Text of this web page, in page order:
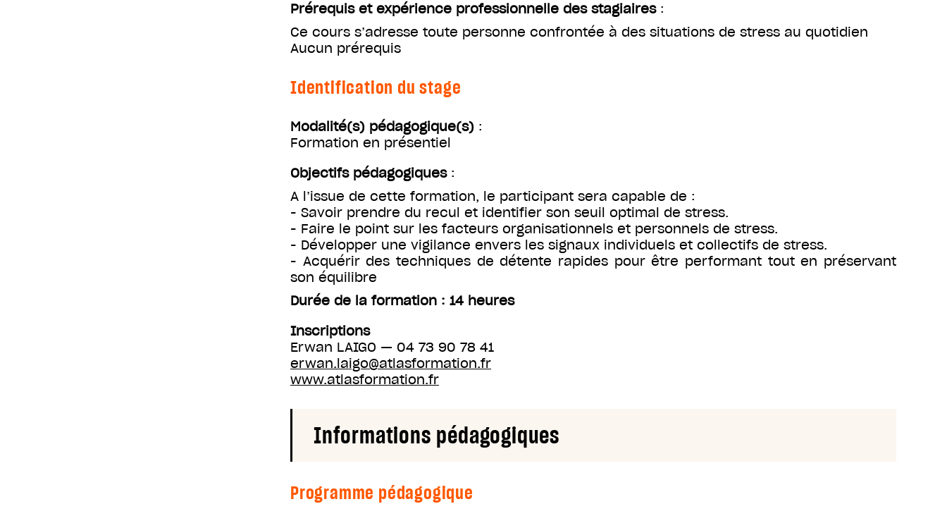
Prérequis et expérience professionnelle des stagiaires:
Ce cours s’adresse toute personne confrontée à des situations de stress au quotidien
Aucun prérequis
Identification du stage
Modalité(s) pédagogique(s) :
Formation en présentiel
Objectifs pédagogiques:
A l’issue de cette formation, le participant sera capable de :
- Savoir prendre du recul et identifier son seuil optimal de stress.
- Faire le point sur les facteurs organisationnels et personnels de stress.
- Développer une vigilance envers les signaux individuels et collectifs de stress.
- Acquérir des techniques de détente rapides pour être performant tout en préservant
son équilibre
Durée de la formation : 14 heures
Inscriptions
Erwan LAIGO — 04 73 90 78 41
erwan.laigo@atlasformation.fr
www.atlasformation.fr
Informations pédagogiques
Programme pédagogique